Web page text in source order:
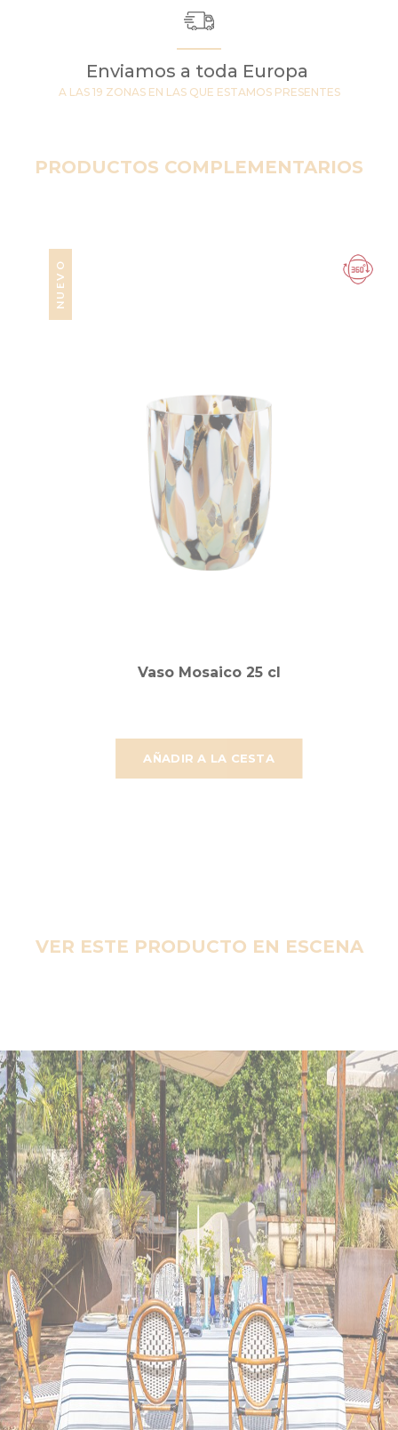
Enviamos a toda Europa
A LAS 19 ZONAS EN LAS QUE ESTAMOS PRESENTES
PRODUCTOS COMPLEMENTARIOS
NUEVO
AÑADIR A LA CESTA
Vaso Mosaico 25 cl
VER ESTE PRODUCTO EN ESCENA